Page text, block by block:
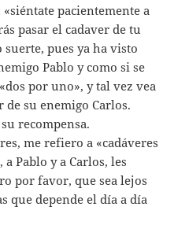
pacientemente a
pasar el cadaver de tu
pues ya ha visto
Pablo y como si se
por uno», y tal vez vea
de su enemigo Carlos.
recompensa.
me refiero a «cadáveres
Pablo y a Carlos, les
por favor, que sea lejos
que depende el día a día